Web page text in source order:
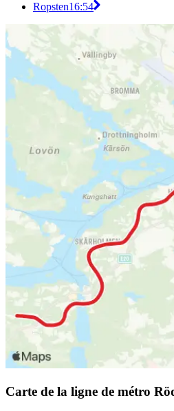
Ropsten16:54
Carte de la ligne de métro